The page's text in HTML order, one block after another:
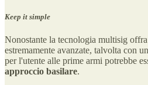
Keep it simple
Nonostante la tecnologia multisig
estremamente avanzate, talvolta con
per l'utente alle prime armi potrebbe
approccio basilare.